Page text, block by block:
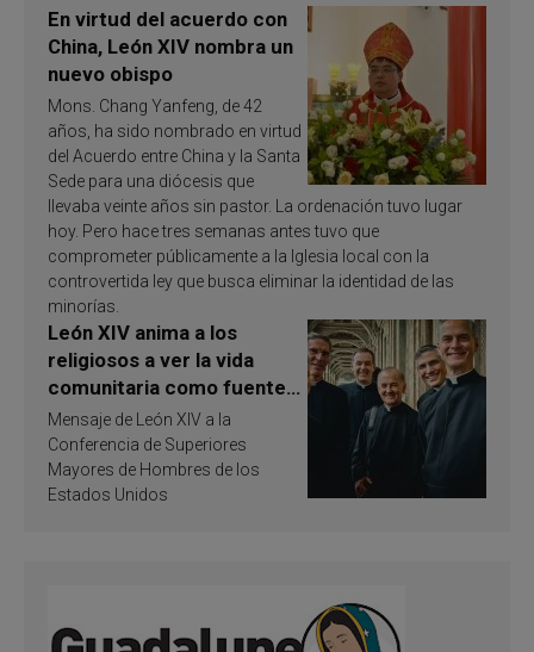
En virtud del acuerdo con
China, León XIV nombra un
nuevo obispo
Mons. Chang Yanfeng, de 42
años, ha sido nombrado en virtud
del Acuerdo entre China y la Santa
Sede para una diócesis que
llevaba veinte años sin pastor. La ordenación tuvo lugar
hoy. Pero hace tres semanas antes tuvo que
comprometer públicamente a la Iglesia local con la
controvertida ley que busca eliminar la identidad de las
minorías.
León XIV anima a los
religiosos a ver la vida
comunitaria como fuente
de inspiración y
santificación
Mensaje de León XIV a la
Conferencia de Superiores
Mayores de Hombres de los
Estados Unidos